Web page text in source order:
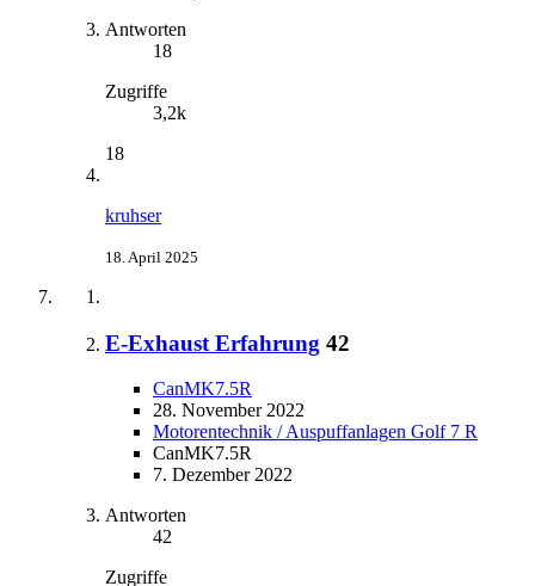
Antworten
18
Zugriffe
3,2k
18
kruhser
18. April 2025
E-Exhaust Erfahrung 42
CanMK7.5R
28. November 2022
Motorentechnik / Auspuffanlagen Golf 7 R
CanMK7.5R
7. Dezember 2022
Antworten
42
Zugriffe